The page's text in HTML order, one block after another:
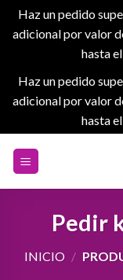
Haz un pedido
adicional por valor
hasta
Haz un pedido
adicional por valor
hasta
Pedir
INICIO /